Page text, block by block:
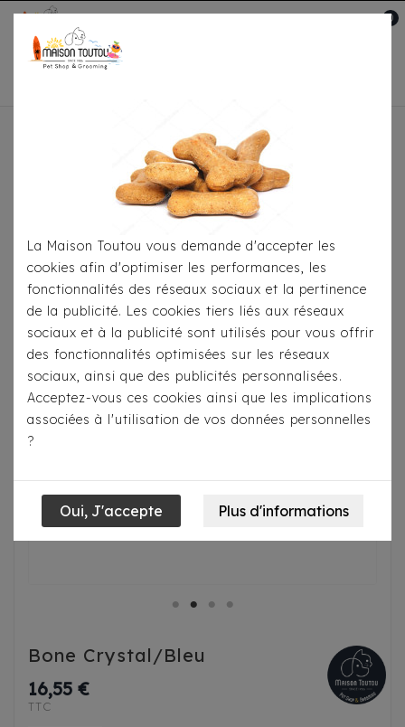
0
Médaille - Pet ID Tag
Crystal/Bleu
Bone Crystal/Bleu
16,55 €
TTC
La Maison Toutou vous demande d'accepter les
cookies afin d'optimiser les performances, les
fonctionnalités des réseaux sociaux et la pertinence
de la publicité. Les cookies tiers liés aux réseaux
sociaux et à la publicité sont utilisés pour vous offrir
des fonctionnalités optimisées sur les réseaux
sociaux, ainsi que des publicités personnalisées.
Acceptez-vous ces cookies ainsi que les implications
associées à l'utilisation de vos données personnelles
?